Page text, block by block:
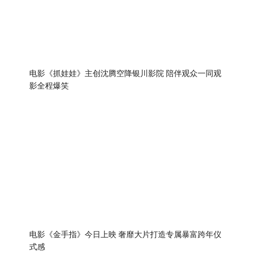
电影《抓娃娃》主创沈腾空降银川影院 陪伴观众一同观
影全程爆笑
电影《金手指》今日上映 奢靡大片打造专属暴富跨年仪
式感